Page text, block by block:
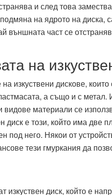
и след това
на ядрото на диска,
външната част се
на
изкуствени дискове,
а също и с
материали се
диск е този, който има две
него. Някои от
тези гмуркания да
изкуствен диск, който е